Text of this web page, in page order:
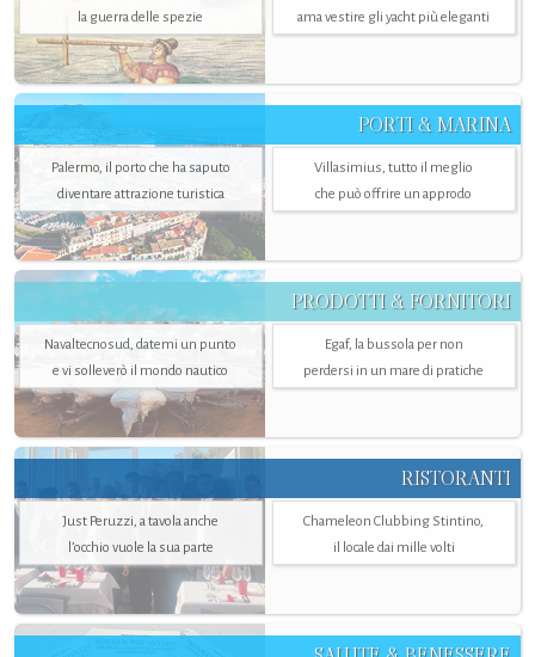
la guerra delle spezie
ama vestire gli yacht più eleganti
PORTI & MARINA
Palermo, il porto che ha saputo
diventare attrazione turistica
Villasimius, tutto il meglio
che può offrire un approdo
PRODOTTI & FORNITORI
Navaltecnosud, datemi un punto
e vi solleverò il mondo nautico
Egaf, la bussola per non
perdersi in un mare di pratiche
RISTORANTI
Just Peruzzi, a tavola anche
l’occhio vuole la sua parte
Chameleon Clubbing Stintino,
il locale dai mille volti